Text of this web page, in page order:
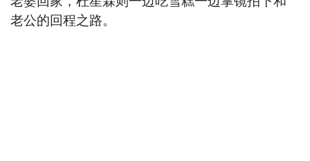
老公的回程之路。